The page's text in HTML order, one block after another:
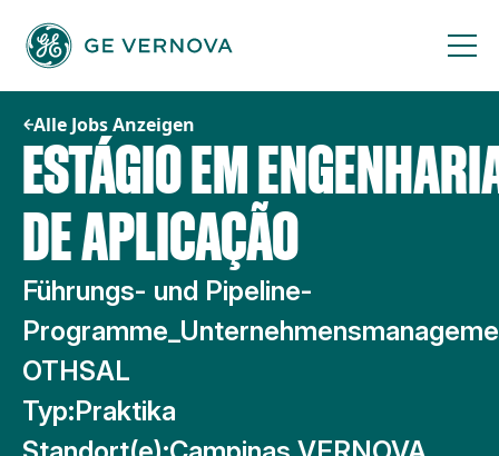
Inhalt
springen
Alle Jobs Anzeigen
ESTÁGIO EM
DE APLICAÇÃO
Führungs- und Pipeline-
OTHSAL
Typ:Praktika